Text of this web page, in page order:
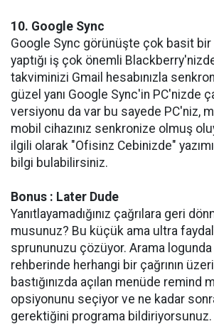
10. Google Sync
Google Sync görünüşte çok basit
yaptığı iş çok önemli
takviminizi Gmail hesabınızla
güzel yanı Google Sync'in PC'nizde
versiyonu da var bu sayede PC'niz,
mobil cihazınız senkronize olmuş
ilgili olarak "Ofisinz Cebinizde"
bilgi bulabilirsiniz.
Bonus : Later Dude
Yanıtlayamadığınız çağrılara geri
musunuz? Bu küçük ama ultra
sprununuzu çözüyor. Arama
rehberinde herhangi bir çağrının
bastığınızda açılan menüde remind
opsiyonunu seçiyor ve ne kadar
gerektiğini programa bildiriyorsunuz.